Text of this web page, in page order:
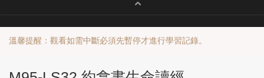
溫馨提醒：觀看如需中斷必須先暫停才進行學習記錄。